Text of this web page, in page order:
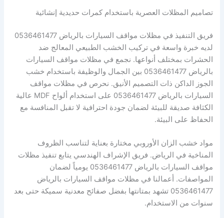
تصاميم المظلات العصرية باستخدام كمرات حديدية إنشائية
فريق التنفيذ في مظلات مواقف السيارات بالرياض 0536461477
لديه خبرة واسعة في تركيب الخشب الطبيعي المعالج ضد
الحشرات بمختلف أنواعها. نجمع في مظلات مواقف السيارات
بالرياض 0536461477 بين الجمال والوظيفة باستخدام خشب
الجوز الداكن ذات التصميم الأنيق. نحرص في مظلات مواقف
السيارات بالرياض 0536461477 على استخدام ألواح MDF عالية
الكثافة صديقة للبيئة لضمان جودة احترافية لا تقبل المنافسة مع
الحفاظ على البيئة.
مواد خشب الزان الأوروبي مختارة بعناية لتناسب الظروف
المناخية في الرياض. فريق الإشراف الهندسي يتابع تنفيذ مظلات
مواقف السيارات بالرياض 0536461477 يومياً لضمان
المواصفات. أعمالنا في مظلات مواقف السيارات بالرياض
0536461477 تشهد بمتانتها بفضل صفائح معدنية سميكة حتى بعد
سنوات من الاستخدام.